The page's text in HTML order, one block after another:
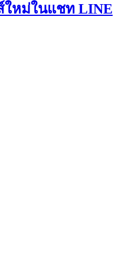
ใหม่ในแชท LINE